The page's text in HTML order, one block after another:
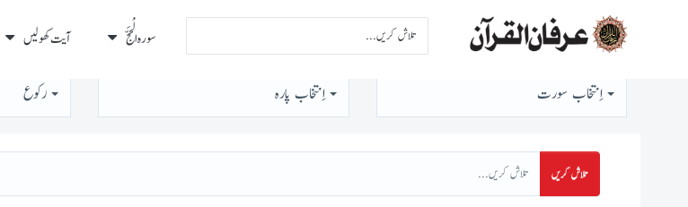
سورہ الْحَجّ آیت کھولیں
اِنتخاب سورت اِنتخاب پارہ رُكوع
تلاش کریں